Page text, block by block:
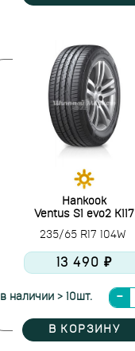
Hankook
Ventus S1 evo2 K117
235/65 R17 104W
13 490 ₽
в наличии > 10шт.
В КОРЗИНУ